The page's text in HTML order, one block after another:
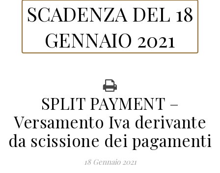
SCADENZA DEL 18
GENNAIO 2021
SPLIT PAYMENT –
Versamento Iva derivante
da scissione dei pagamenti
18 Gennaio 2021